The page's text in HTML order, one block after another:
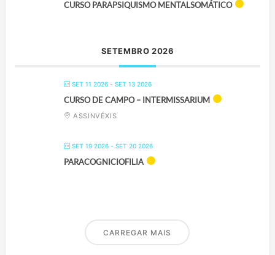
CURSO PARAPSIQUISMO MENTALSOMÁTICO
SETEMBRO 2026
SET 11 2026- SET 13 2026
CURSO DE CAMPO – INTERMISSARIUM
ASSINVÉXIS
SET 19 2026- SET 20 2026
PARACOGNICIOFILIA
CARREGAR MAIS